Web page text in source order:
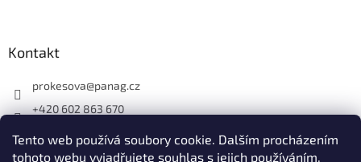
Tento web používá soubory cookie. Dalším procházením
tohoto webu vyjadřujete souhlas s jejich používáním.
Kontakt
prokesova@panag.cz
+420 602 863 670